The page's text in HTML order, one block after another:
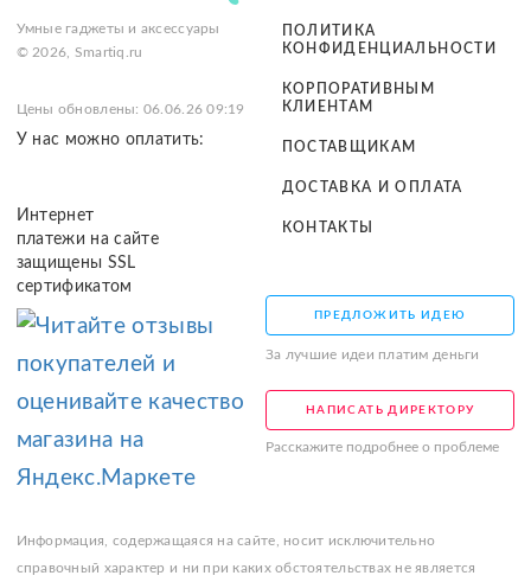
Умные гаджеты и аксессуары
© 2026, Smartiq.ru
Цены обновлены: 06.06.26 09:19
У нас можно оплатить:
Интернет
платежи на сайте
защищены SSL
сертификатом
ПОЛИТИКА
КОНФИДЕНЦИАЛЬНОСТИ
КОРПОРАТИВНЫМ
КЛИЕНТАМ
ПОСТАВЩИКАМ
ДОСТАВКА И ОПЛАТА
КОНТАКТЫ
ПРЕДЛОЖИТЬ ИДЕЮ
За лучшие идеи платим деньги
НАПИСАТЬ ДИРЕКТОРУ
Расскажите подробнее о проблеме
Информация, содержащаяся на сайте, носит исключительно
справочный характер и ни при каких обстоятельствах не является